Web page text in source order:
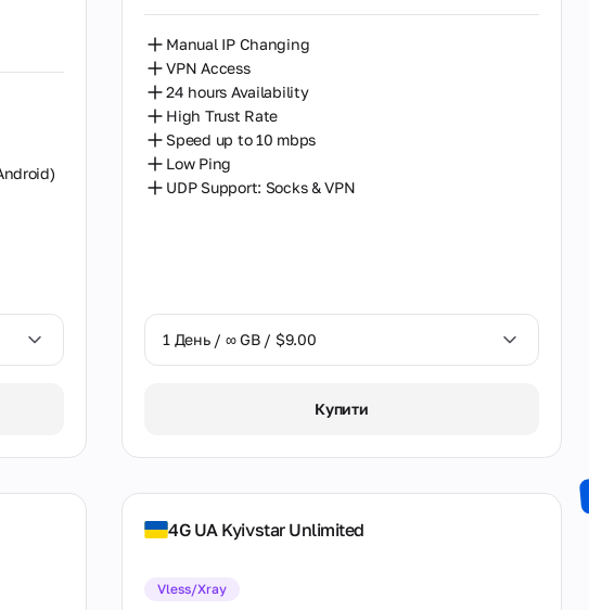
Нідерланди
Польща
Португалія
Румунія
Пенсільванія
Manual IP Changing
VPN Access
24 hours Availability
High Trust Rate
Speed up to 10 mbps
Low Ping
UDP Support: Socks & VPN
1 День / ∞ GB / $9.00
Купити
4G UA Kyivstar Unlimited
Vless/Xray